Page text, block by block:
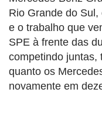
Rio Grande do
e o trabalho que
SPE à frente das
competindo juntas,
quanto os
novamente em